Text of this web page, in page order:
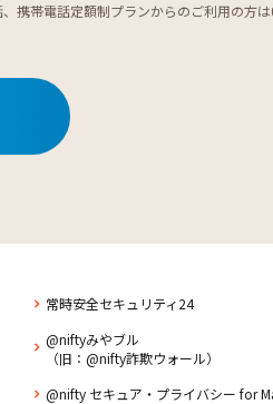
携帯電話定額制プランからのご利用の方は
常時安全セキュリティ24
@niftyみやブル
（旧：@nifty詐欺ウォール）
@nifty セキュア・プライバシー for